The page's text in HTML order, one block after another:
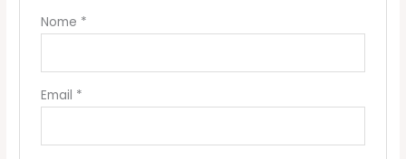
Nome *
Email *